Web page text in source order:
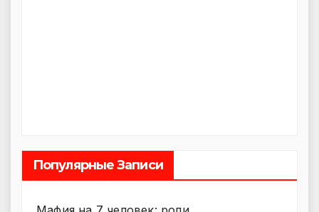
Популярные Записи